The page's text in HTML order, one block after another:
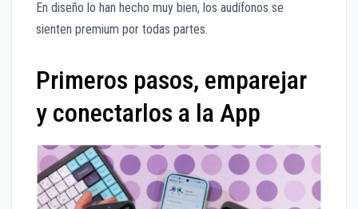
En diseño lo han hecho muy bien, los audífonos se
sienten premium por todas partes.
Primeros pasos, emparejar
y conectarlos a la App